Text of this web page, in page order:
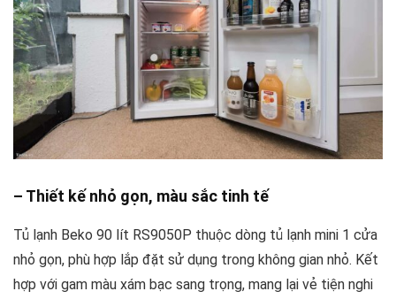
– Thiết kế nhỏ gọn, màu sắc tinh tế
Tủ lạnh Beko 90 lít RS9050P thuộc dòng tủ lạnh mini 1 cửa
nhỏ gọn, phù hợp lắp đặt sử dụng trong không gian nhỏ. Kết
hợp với gam màu xám bạc sang trọng, mang lại vẻ tiện nghi